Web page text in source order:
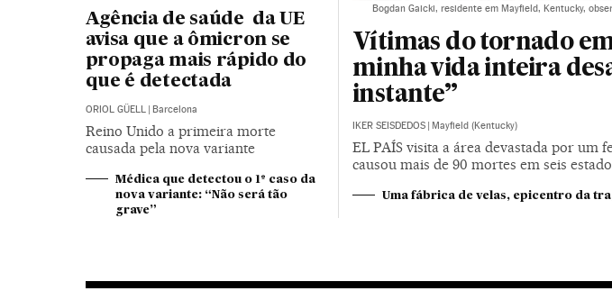
Agência de saúde da UE
avisa que a ômicron se
propaga mais rápido do
que é detectada
ORIOL GÜELL | Barcelona
Reino Unido a primeira morte
causada pela nova variante
Médica que detectou o 1º caso da
nova variante: “Não será tão
grave”
Bogdan Gaicki, residente em Mayfield, Kentucky,
Vítimas do tornado
minha vida inteira
instante”
IKER SEISDEDOS Mayfield (Kentucky)
EL PAÍS visita a área devastada por um
causou mais de 90 mortes em seis
Uma fábrica de velas, epicentro da